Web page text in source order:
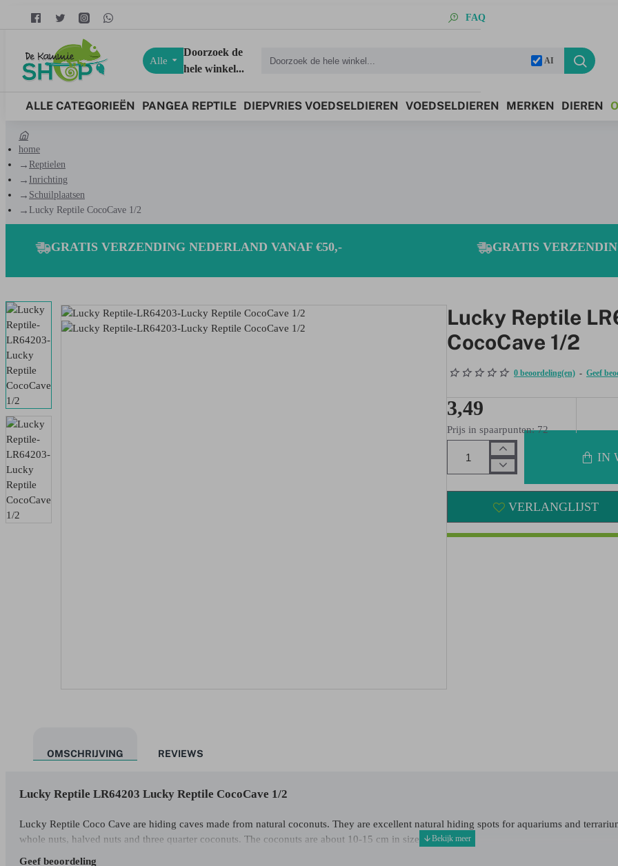
FAQ
Alle
Doorzoek de
hele winkel...
AI
ALLE CATEGORIEËN PANGEA REPTILE DIEPVRIES VOEDSELDIEREN VOEDSELDIEREN MERKEN DIEREN
home
Reptielen
Inrichting
Schuilplaatsen
Lucky Reptile CocoCave 1/2
GRATIS VERZENDING NEDERLAND VANAF €50,- GRATIS
Lucky Reptile
CocoCave 1/2
0 beoordeling(en) - Geef
3,49
Prijs in spaarpunten: 72
IN
VERLANGLIJST
OMSCHRIJVING REVIEWS
Lucky Reptile LR64203 Lucky Reptile CocoCave 1/2
Lucky Reptile Coco Cave are hiding caves made from natural coconuts. They are excellent natural hiding spots for aquariums and
whole nuts, halved nuts and three quarter coconuts. The coconuts are about 10-15 cm in size.
Geef beoordeling